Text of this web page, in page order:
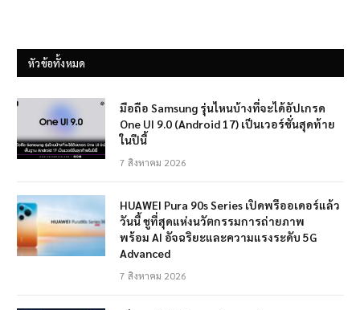
หัวข้อทั้งหมด
มือถือ Samsung รุ่นไหนบ้างที่จะได้อัปเกรด
One UI 9.0 (Android 17) เป็นเวอร์ชั่นสุดท้าย
ในปีนี้
7 สิงหาคม 2026
HUAWEI Pura 90s Series เปิดพรีออเดอร์แล้ว
วันนี้ ชูที่สุดแห่งนวัตกรรมการถ่ายภาพ
พร้อม AI อัจฉริยะและความแรงระดับ 5G
Advanced
7 สิงหาคม 2026